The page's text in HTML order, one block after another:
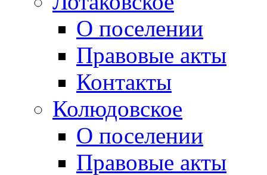
О поселении
Правовые акты
Контакты
Колюдовское
О поселении
Правовые акты